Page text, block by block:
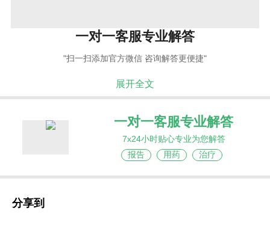
一对一客服专业解答
"扫一扫添加官方微信 咨询解答更便捷"
展开全文
一对一客服专业解答
7x24小时贴心专业为您解答
报告
用药 治疗
分享到